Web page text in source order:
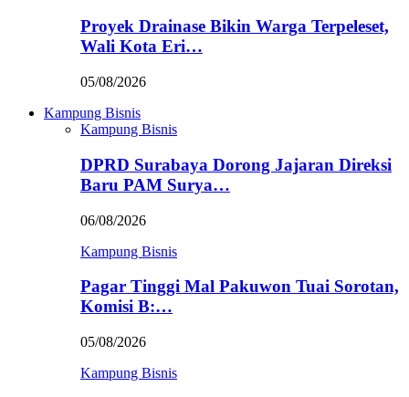
Proyek Drainase Bikin Warga Terpeleset,
Wali Kota Eri…
05/08/2026
Kampung Bisnis
Kampung Bisnis
DPRD Surabaya Dorong Jajaran Direksi
Baru PAM Surya…
06/08/2026
Kampung Bisnis
Pagar Tinggi Mal Pakuwon Tuai Sorotan,
Komisi B:…
05/08/2026
Kampung Bisnis